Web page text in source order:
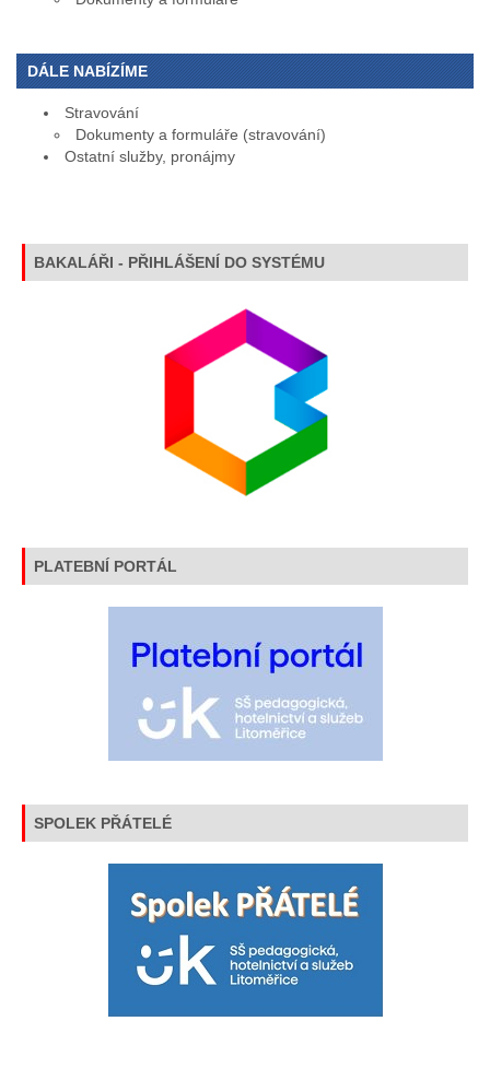
DÁLE NABÍZÍME
Stravování
Dokumenty a formuláře (stravování)
Ostatní služby, pronájmy
BAKALÁŘI - PŘIHLÁŠENÍ DO SYSTÉMU
PLATEBNÍ PORTÁL
SPOLEK PŘÁTELÉ